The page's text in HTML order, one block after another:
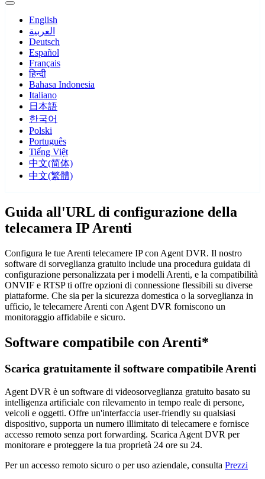
English
العربية
Deutsch
Español
Français
हिन्दी
Bahasa Indonesia
Italiano
日本語
한국어
Polski
Português
Tiếng Việt
中文(简体)
中文(繁體)
Guida all'URL di configurazione della
telecamera IP Arenti
Configura le tue Arenti telecamere IP con Agent DVR. Il nostro
software di sorveglianza gratuito include una procedura guidata di
configurazione personalizzata per i modelli Arenti, e la compatibilità
ONVIF e RTSP ti offre opzioni di connessione flessibili su diverse
piattaforme. Che sia per la sicurezza domestica o la sorveglianza in
ufficio, le telecamere Arenti con Agent DVR forniscono un
monitoraggio affidabile e sicuro.
Software compatibile con Arenti*
Scarica gratuitamente il software compatibile Arenti
Agent DVR è un software di videosorveglianza gratuito basato su
intelligenza artificiale con rilevamento in tempo reale di persone,
veicoli e oggetti. Offre un'interfaccia user-friendly su qualsiasi
dispositivo, supporta un numero illimitato di telecamere e fornisce
accesso remoto senza port forwarding. Scarica Agent DVR per
monitorare e proteggere la tua proprietà 24 ore su 24.
Per un accesso remoto sicuro o per uso aziendale, consulta Prezzi